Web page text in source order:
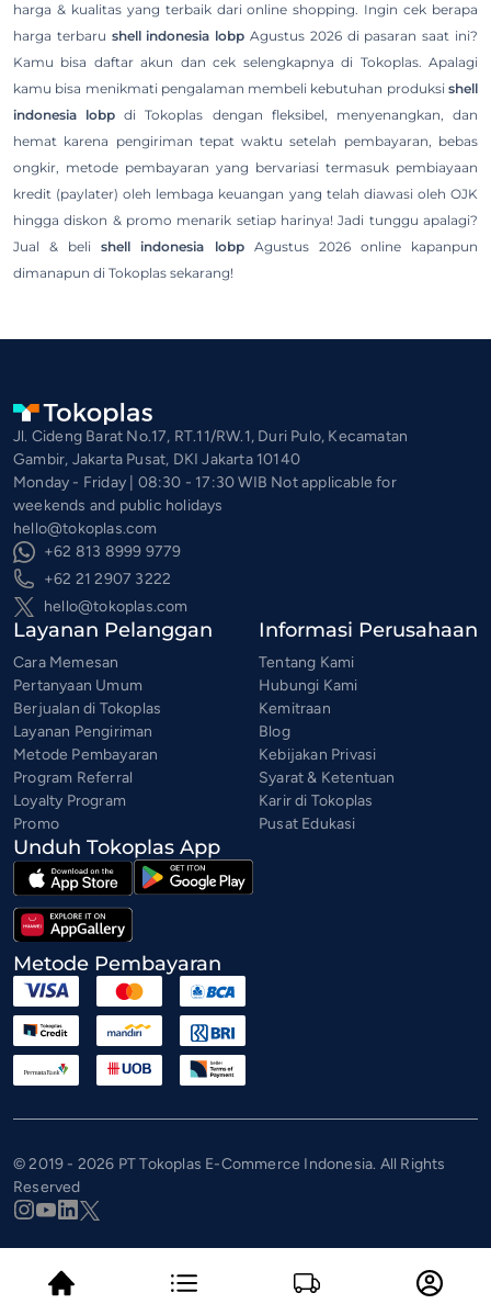
harga & kualitas yang terbaik dari online shopping. Ingin cek berapa
harga terbaru shell indonesia lobp Agustus 2026 di pasaran saat ini?
Kamu bisa daftar akun dan cek selengkapnya di Tokoplas. Apalagi
kamu bisa menikmati pengalaman membeli kebutuhan produksi shell
indonesia lobp di Tokoplas dengan fleksibel, menyenangkan, dan
hemat karena pengiriman tepat waktu setelah pembayaran, bebas
ongkir, metode pembayaran yang bervariasi termasuk pembiayaan
kredit (paylater) oleh lembaga keuangan yang telah diawasi oleh OJK
hingga diskon & promo menarik setiap harinya! Jadi tunggu apalagi?
Jual & belishell indonesia lobpAgustus 2026 online kapanpun
dimanapun di Tokoplas sekarang!
Jl. Cideng Barat No.17, RT.11/RW.1, Duri Pulo, Kecamatan
Gambir, Jakarta Pusat, DKI Jakarta 10140
Monday - Friday | 08:30 - 17:30 WIB Not applicable for
weekends and public holidays
hello@tokoplas.com
+62 813 8999 9779
+62 21 2907 3222
hello@tokoplas.com
Layanan Pelanggan
Cara Memesan
Pertanyaan Umum
Berjualan di Tokoplas
Layanan Pengiriman
Metode Pembayaran
Program Referral
Loyalty Program
Promo
Informasi Perusahaan
Tentang Kami
Hubungi Kami
Kemitraan
Blog
Kebijakan Privasi
Syarat & Ketentuan
Karir di Tokoplas
Pusat Edukasi
Unduh Tokoplas App
Metode Pembayaran
© 2019 - 2026 PT Tokoplas E-Commerce Indonesia. All Rights
Reserved